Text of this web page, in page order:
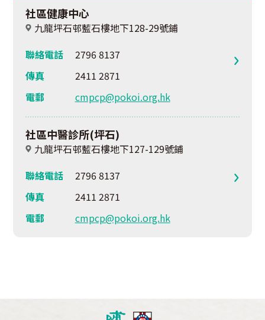
社區健康中心
九龍坪石邨藍石樓地下128-29號鋪
聯絡電話
2796 8137
傳真
2411 2871
電郵
cmpcp@pokoi.org.hk
社區中醫診所(坪石)
九龍坪石邨藍石樓地下127-129號鋪
聯絡電話
2796 8137
傳真
2411 2871
電郵
cmpcp@pokoi.org.hk